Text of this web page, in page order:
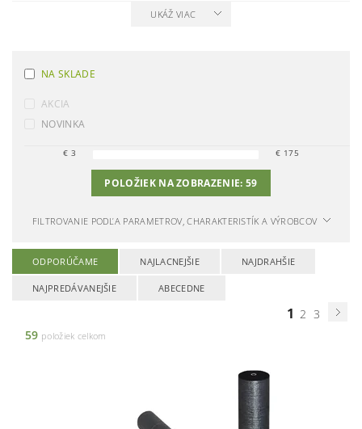
UKÁŽ VIAC
NA SKLADE
AKCIA
NOVINKA
€3 € 175
POLOŽIEK NA ZOBRAZENIE:59
FILTROVANIE PODĽA PARAMETROV, CHARAKTERISTÍK A VÝROBCOV
ODPORÚČAME NAJLACNEJŠIE NAJDRAHŠIE
NAJPREDÁVANEJŠIE ABECEDNE
1 2 3
59 položiek celkom